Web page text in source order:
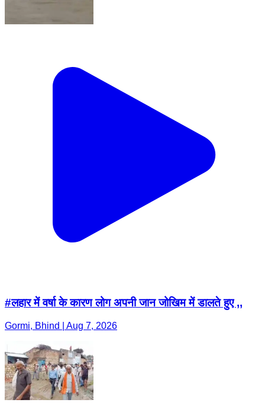
#लहार में वर्षा के कारण लोग अपनी जान जोखिम में डालते हुए ,,
Gormi, Bhind | Aug 7, 2026